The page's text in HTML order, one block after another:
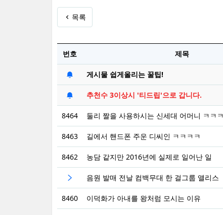
목록
번호 제목
게시물 쉽게올리는 꿀팁!
추천수 3이상시 '티드립'으로 갑니다.
8464 둘리 짤을 사용하시는 신세대 어머니 ㅋㅋㅋ
8463 길에서 핸드폰 주운 디씨인 ㅋㅋㅋㅋ
8462 농담 같지만 2016년에 실제로 일어난 일
음원 발매 전날 컴백무대 한 걸그룹 앨리스
8460 이덕화가 아내를 왕처럼 모시는 이유